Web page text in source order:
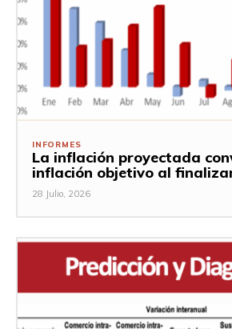
INFORMES
La inflación proyectada
inflación objetivo al
28 Julio, 2026